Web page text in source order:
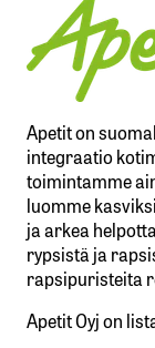
Apetit on
integraatio
toimintamme
luomme
ja arkea
rypsistä ja
rapsipuristeita
Apetit Oyj on